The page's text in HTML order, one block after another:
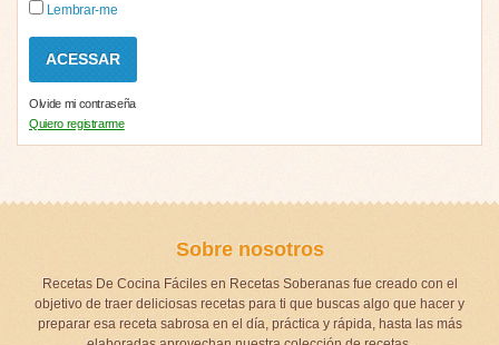
Lembrar-me
Olvide mi contraseña
Quiero registrarme
Sobre nosotros
Recetas De Cocina Fáciles en Recetas Soberanas fue creado con el
objetivo de traer deliciosas recetas para ti que buscas algo que hacer y
preparar esa receta sabrosa en el día, práctica y rápida, hasta las más